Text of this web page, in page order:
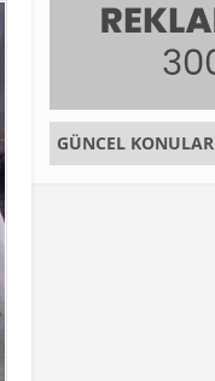
GÜNCEL KONULAR